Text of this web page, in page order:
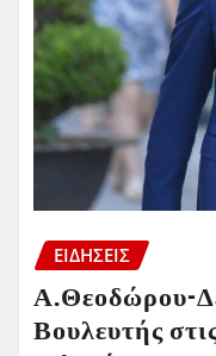
ΕΙΔΗΣΕΙΣ
Α.Θεοδώρου-
Βουλευτής